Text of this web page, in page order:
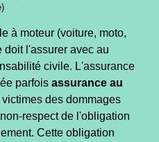
à moteur (voiture, moto,
doit l'assurer avec au
civile. L'assurance
parfois assurance au
des dommages
respect de l'obligation
Cette obligation